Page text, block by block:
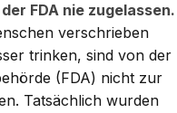
FDA nie zugelassen.
verschrieben
trinken, sind von der
(FDA) nicht zur
Tatsächlich wurden